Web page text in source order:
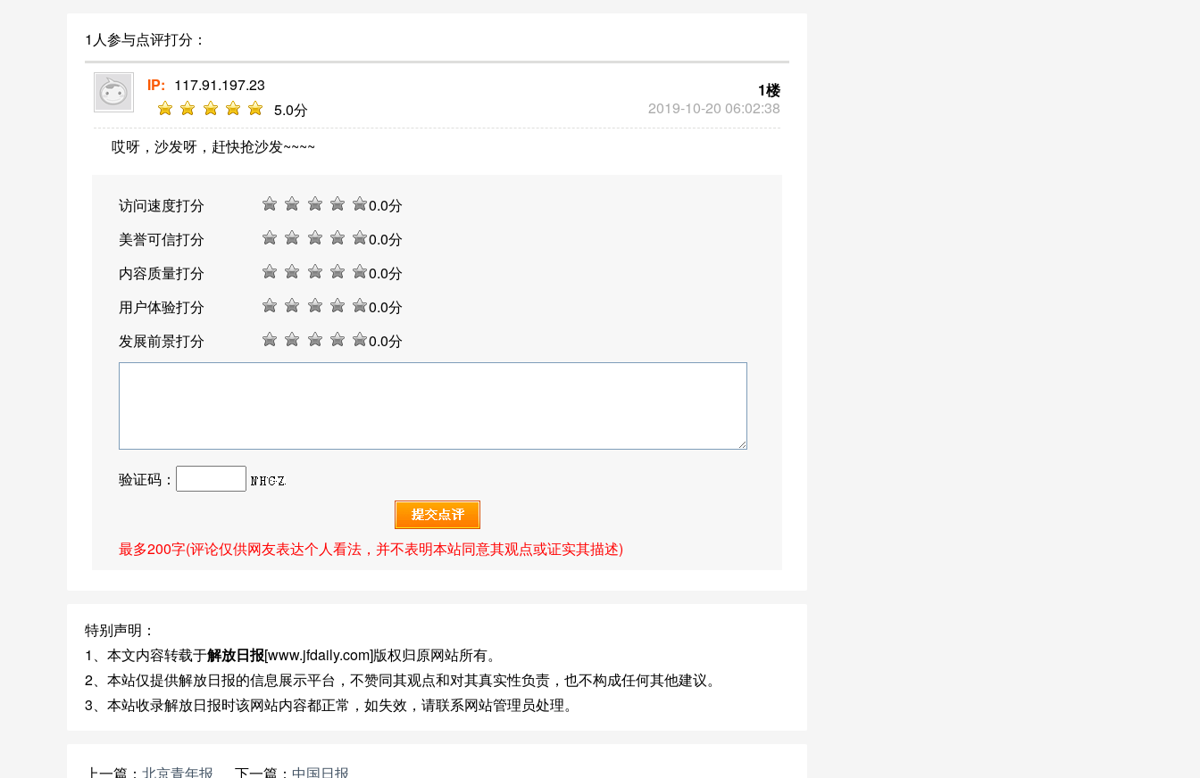
1人参与点评打分：
2019-10-20 06:02:38
1楼
IP: 117.91.197.23
5.0分
哎呀，沙发呀，赶快抢沙发~~~~
访问速度打分 0.0分
美誉可信打分
0.0分
内容质量打分
0.0分
用户体验打分
0.0分
发展前景打分
0.0分
验证码：
最多200字(评论仅供网友表达个人看法，并不表明本站同意其观点或证实其描述)
特别声明：
1、本文内容转载于解放日报[www.jfdaily.com]版权归原网站所有。
2、本站仅提供解放日报的信息展示平台，不赞同其观点和对其真实性负责，也不构成任何其他建议。
3、本站收录解放日报时该网站内容都正常，如失效，请联系网站管理员处理。
上一篇： 北京青年报 下一篇： 中国日报